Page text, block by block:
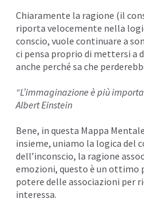
Chiaramente la ragione (il
riporta velocemente nella
conscio, vuole continuare a
ci pensa proprio di mettersi a
anche perché sa che
“L’immaginazione è più
Albert Einstein
Bene, in questa Mappa
insieme, uniamo la logica del
dell’inconscio, la ragione
emozioni, questo è un ottimo
potere delle associazioni per
interessa.